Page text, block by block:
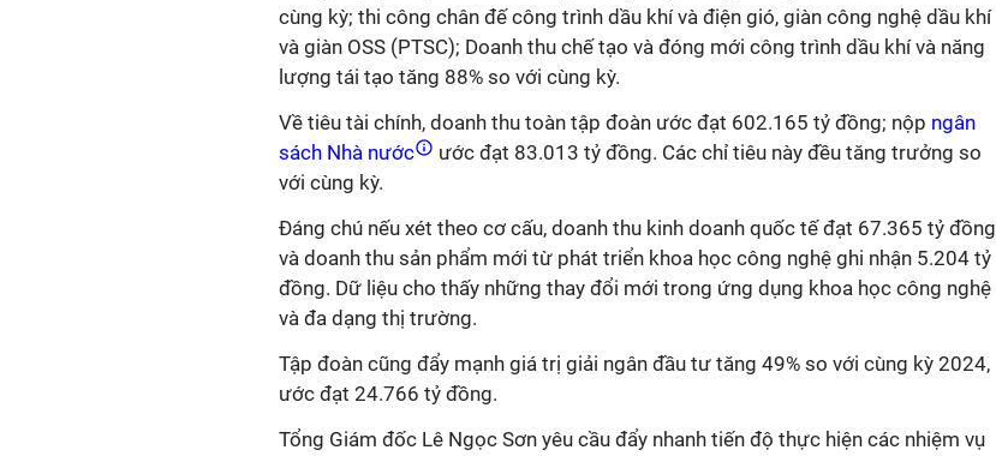
cùng kỳ; thi công chân đế công trình dầu khí và điện gió, giàn công nghệ dầu khí
và giàn OSS (PTSC); Doanh thu chế tạo và đóng mới công trình dầu khí và năng
lượng tái tạo tăng 88% so với cùng kỳ.
Về tiêu tài chính, doanh thu toàn tập đoàn ước đạt 602.165 tỷ đồng; nộp ngân
sách Nhà nước
ước đạt 83.013 tỷ đồng. Các chỉ tiêu này đều tăng trưởng so
với cùng kỳ.
Đáng chú nếu xét theo cơ cấu, doanh thu kinh doanh quốc tế đạt 67.365 tỷ đồng
và doanh thu sản phẩm mới từ phát triển khoa học công nghệ ghi nhận 5.204 tỷ
đồng. Dữ liệu cho thấy những thay đổi mới trong ứng dụng khoa học công nghệ
và đa dạng thị trường.
Tập đoàn cũng đẩy mạnh giá trị giải ngân đầu tư tăng 49% so với cùng kỳ 2024,
ước đạt 24.766 tỷ đồng.
Tổng Giám đốc Lê Ngọc Sơn yêu cầu đẩy nhanh tiến độ thực hiện các nhiệm vụ